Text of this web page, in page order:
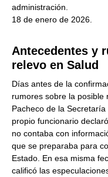
administración.
18 de enero de 2026.
Antecedentes y
relevo en Salud
Días antes de la
rumores sobre la posible
Pacheco de la
propio funcionario
no contaba con
que se preparaba para
Estado. En esa misma
calificó las